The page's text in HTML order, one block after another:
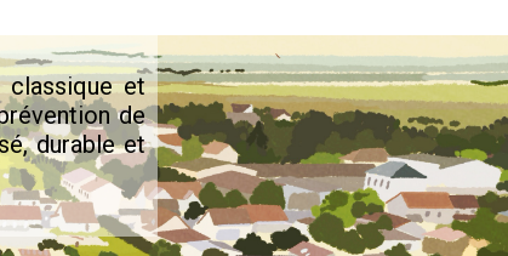
classique et
de
durable et